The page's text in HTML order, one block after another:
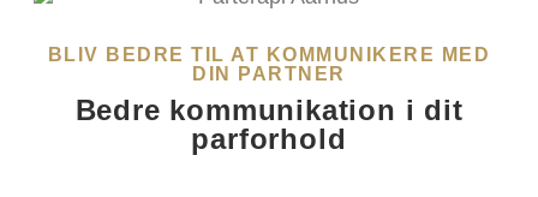
BLIV BEDRE TIL AT KOMMUNIKERE MED
DIN PARTNER
Bedre kommunikation i dit
parforhold